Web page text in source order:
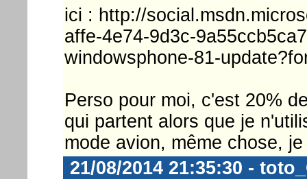
ici : http://
affe-4e74-9d3c-
windowsphone-81-
Perso pour moi, c'est 20%
qui partent alors que je
mode avion, même chose,
21/08/2014 21:35:30 -